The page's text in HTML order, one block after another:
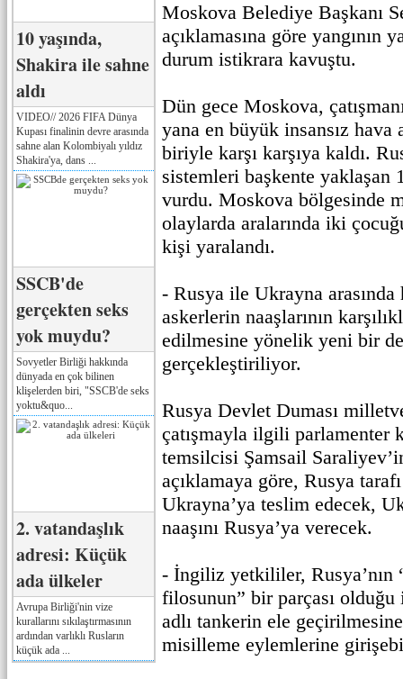
10 yaşında,
Shakira ile sahne
aldı
VIDEO// 2026 FIFA Dünya
Kupası finalinin devre arasında
sahne alan Kolombiyalı yıldız
Shakira'ya, dans ...
SSCB'de
gerçekten seks
yok muydu?
Sovyetler Birliği hakkında
dünyada en çok bilinen
klişelerden biri, "SSCB'de seks
yoktu&quo...
2. vatandaşlık
adresi: Küçük
ada ülkeler
Avrupa Birliği'nin vize
kurallarını sıkılaştırmasının
ardından varlıklı Rusların
küçük ada ...
Moskova Belediye Başkanı
açıklamasına göre yangının
durum istikrara kavuştu.
Dün gece Moskova,
yana en büyük insansız hava
biriyle karşı karşıya kaldı.
sistemleri başkente yaklaşan
vurdu. Moskova bölgesinde
olaylarda aralarında iki
kişi yaralandı.
- Rusya ile Ukrayna arasında
askerlerin naaşlarının
edilmesine yönelik yeni bir
gerçekleştiriliyor.
Rusya Devlet Duması
çatışmayla ilgili parlamenter
temsilcisi Şamsail
açıklamaya göre, Rusya
Ukrayna’ya teslim edecek,
naaşını Rusya’ya verecek.
- İngiliz yetkililer, Rusya’nın
filosunun” bir parçası
adlı tankerin ele
misilleme eylemlerine